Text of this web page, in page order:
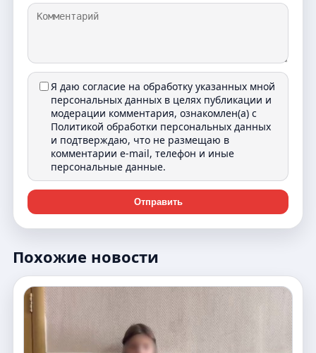
Я даю согласие на обработку указанных мной
персональных данных в целях публикации и
модерации комментария, ознакомлен(а) с
Политикой обработки персональных данных
и подтверждаю, что не размещаю в
комментарии e-mail, телефон и иные
персональные данные.
Отправить
Похожие новости